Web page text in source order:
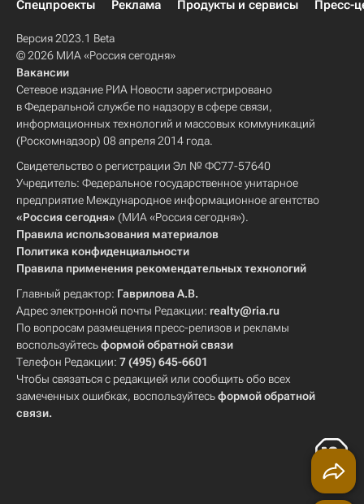
Спецпроекты
Реклама Продукты и сервисы Пресс-
Версия 2023.1 Beta
© 2026 МИА «Россия сегодня»
Вакансии
Сетевое издание РИА Новости зарегистрировано
в Федеральной службе по надзору в сфере связи,
информационных технологий и массовых коммуникаций
(Роскомнадзор) 08 апреля 2014 года.
Свидетельство о регистрации Эл № ФС77-57640
Учредитель: Федеральное государственное унитарное
предприятие Международное информационное агентство
«Россия сегодня» (МИА «Россия сегодня»).
Правила использования материалов
Политика конфиденциальности
Правила применения рекомендательных технологий
Главный редактор: Гаврилова А.В.
Адрес электронной почты Редакции: realty@ria.ru
По вопросам размещения пресс-релизов и рекламы
воспользуйтесьформой обратной связи
Телефон Редакции: 7 (495) 645-6601
Чтобы связаться с редакцией или сообщить обо всех
замеченных ошибках, воспользуйтесьформой обратной
связи.